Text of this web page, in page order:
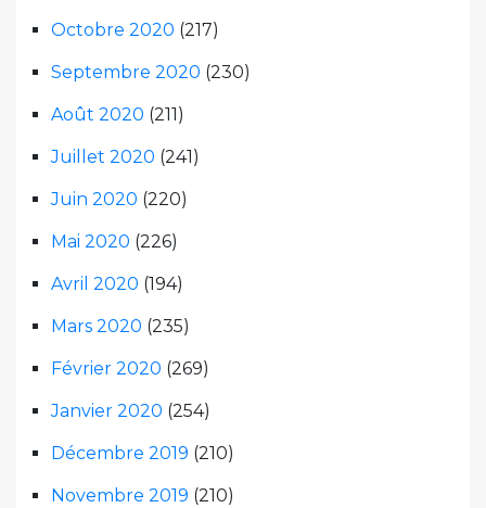
Octobre 2020 (217)
Septembre 2020 (230)
Août 2020 (211)
Juillet 2020 (241)
Juin 2020 (220)
Mai 2020 (226)
Avril 2020 (194)
Mars 2020 (235)
Février 2020 (269)
Janvier 2020 (254)
Décembre 2019 (210)
Novembre 2019 (210)